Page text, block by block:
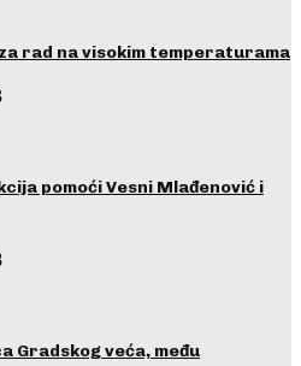
rad na visokim temperaturama
pomoći Vesni Mlađenović i
Gradskog veća, među